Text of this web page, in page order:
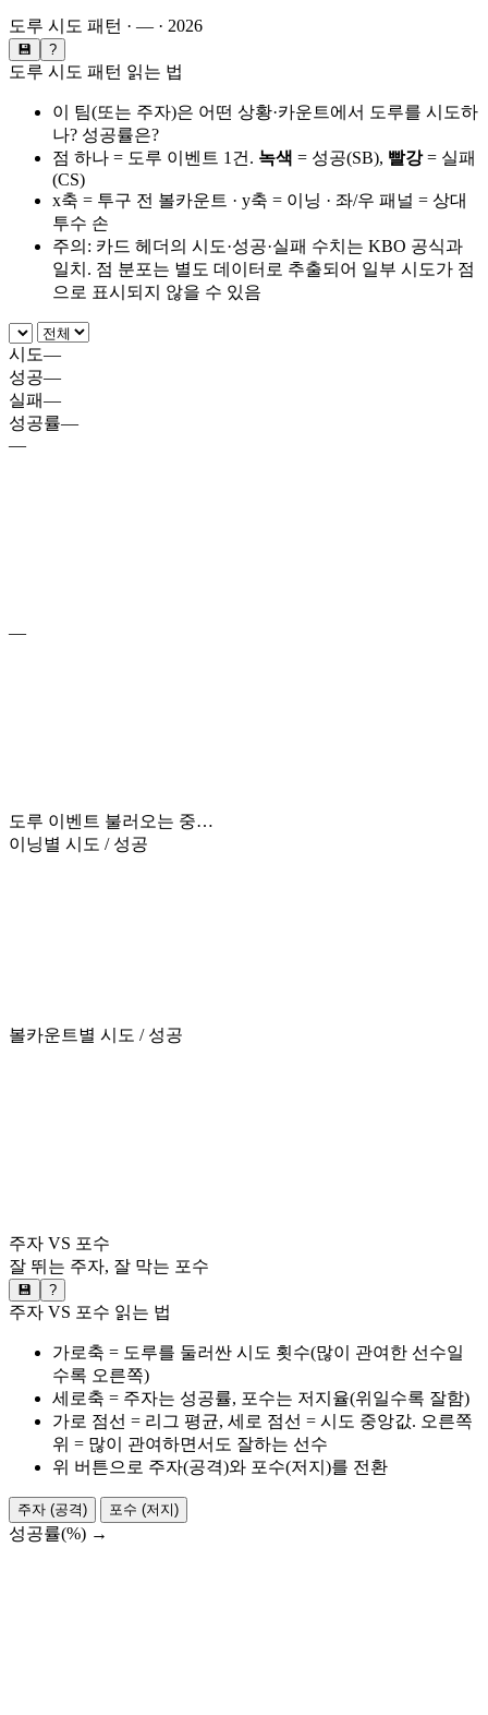
도루 시도 패턴 · — · 2026
💾 ?
도루 시도 패턴 읽는 법
이 팀(또는 주자)은 어떤 상황·카운트에서 도루를 시도하
나? 성공률은?
점 하나 = 도루 이벤트 1건. 녹색 = 성공(SB), 빨강= 실패
(CS)
x축 = 투구 전 볼카운트 · y축 = 이닝 · 좌/우 패널 = 상대
투수 손
주의: 카드 헤더의 시도·성공·실패 수치는 KBO 공식과
일치. 점 분포는 별도 데이터로 추출되어 일부 시도가 점
으로 표시되지 않을 수 있음
시도—
성공—
실패—
성공률—
—
—
도루 이벤트 불러오는 중…
이닝별 시도 / 성공
볼카운트별 시도 / 성공
주자 VS 포수
잘 뛰는 주자, 잘 막는 포수
💾 ?
주자 VS 포수 읽는 법
가로축 = 도루를 둘러싼 시도 횟수(많이 관여한 선수일
수록 오른쪽)
세로축 = 주자는 성공률, 포수는 저지율(위일수록 잘함)
가로 점선 = 리그 평균, 세로 점선 = 시도 중앙값. 오른쪽
위 = 많이 관여하면서도 잘하는 선수
위 버튼으로 주자(공격)와 포수(저지)를 전환
주자 (공격) 포수 (저지)
성공률(%) →